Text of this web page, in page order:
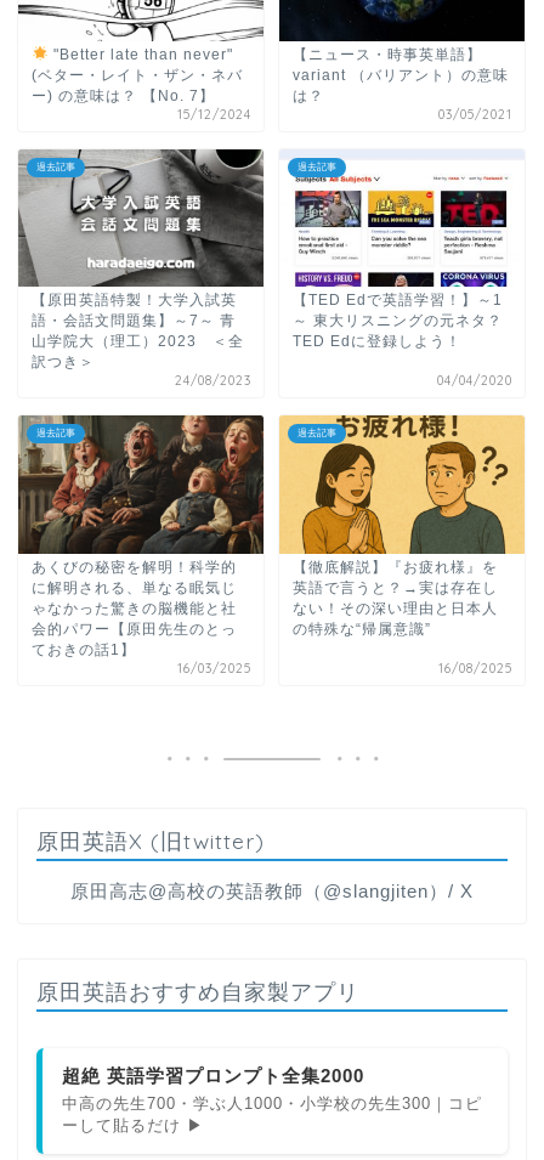
"Better late than never"
(ベター・レイト・ザン・ネバ
ー) の意味は？ 【No. 7】
15/12/2024
【ニュース・時事英単語】
variant （バリアント）の意味
は？
03/05/2021
過去記事
【原田英語特製！大学入試英
語・会話文問題集】～7～ 青
山学院大（理工）2023 ＜全
訳つき＞
24/08/2023
過去記事
【TED Edで英語学習！】～1
～ 東大リスニングの元ネタ？
TED Edに登録しよう！
04/04/2020
過去記事
あくびの秘密を解明！科学的
に解明される、単なる眠気じ
ゃなかった驚きの脳機能と社
会的パワー【原田先生のとっ
ておきの話1】
16/03/2025
過去記事
【徹底解説】『お疲れ様』を
英語で言うと？→実は存在し
ない！その深い理由と日本人
の特殊な“帰属意識”
16/08/2025
原田英語X (旧twitter)
原田高志@高校の英語教師（@slangjiten）/ X
原田英語おすすめ自家製アプリ
超絶 英語学習プロンプト全集2000
中高の先生700・学ぶ人1000・小学校の先生300｜コピ
ーして貼るだけ ▶